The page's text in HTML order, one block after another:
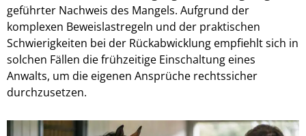
geführter Nachweis des Mangels. Aufgrund der
komplexen Beweislastregeln und der praktischen
Schwierigkeiten bei der Rückabwicklung empfiehlt sich in
solchen Fällen die frühzeitige Einschaltung eines
Anwalts, um die eigenen Ansprüche rechtssicher
durchzusetzen.